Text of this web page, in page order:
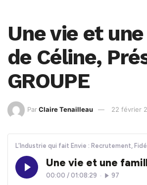
Une vie et
de Céline,
GROUPE
Par Claire Tenailleau 22 février